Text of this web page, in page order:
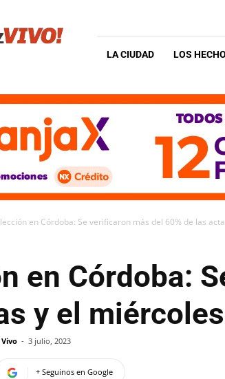
LA CIUDAD LOS
en Córdoba: Se verificaron más del 60% de las
en Córdoba:
y el
- 3 julio, 2023
+ Seguinos en Google